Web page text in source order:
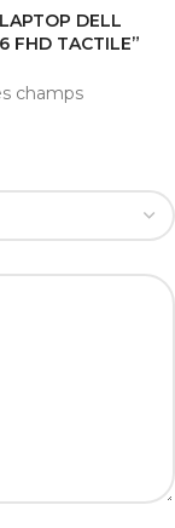
DELL
FHD TACTILE”
champs